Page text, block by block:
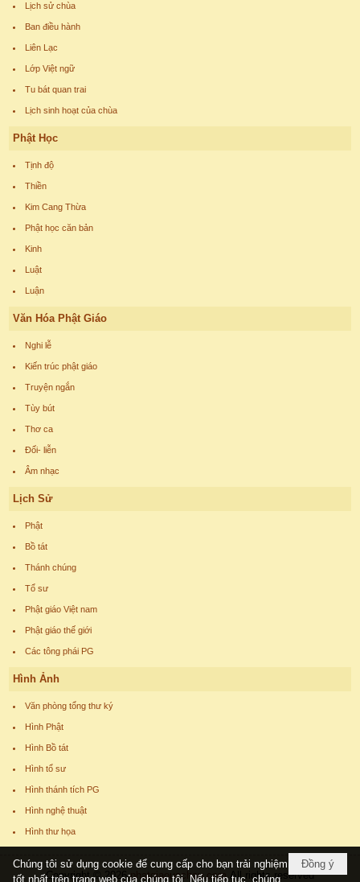
Lịch sử chùa
Ban điều hành
Liên Lạc
Lớp Việt ngữ
Tu bát quan trai
Lịch sinh hoạt của chùa
Phật Học
Tịnh độ
Thiền
Kim Cang Thừa
Phật học căn bản
Kinh
Luật
Luận
Văn Hóa Phật Giáo
Nghi lễ
Kiến trúc phật giáo
Truyện ngắn
Tùy bút
Thơ ca
Đối- liễn
Âm nhạc
Lịch Sử
Phật
Bồ tát
Thánh chúng
Tổ sư
Phật giáo Việt nam
Phật giáo thế giới
Các tông phái PG
Hình Ảnh
Văn phòng tổng thư ký
Hình Phật
Hình Bồ tát
Hình tổ sư
Hình thánh tích PG
Hình nghệ thuật
Hình thư họa
Copyright © 2026phatgiaoucchau.comAll rights reserved
Đồng ý
Chúng tôi sử dụng cookie để cung cấp cho bạn trải nghiệm
tốt nhất trên trang web của chúng tôi. Nếu tiếp tục, chúng